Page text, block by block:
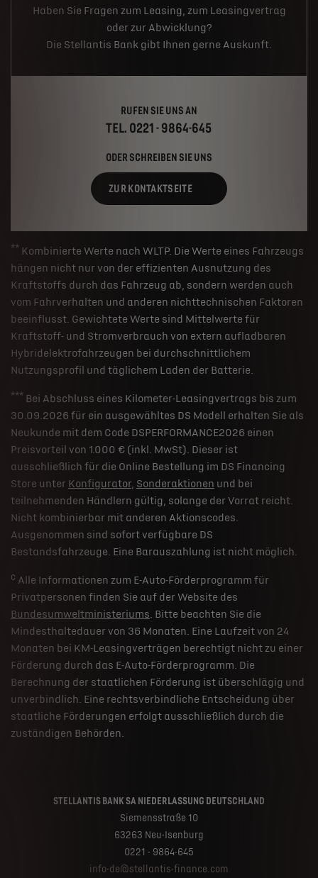
Haben Sie Fragen zum Leasing, zum Leasingvertrag
oder zur Abwicklung?
Die Stellantis Bank gibt Ihnen gerne Auskunft.
RUFEN SIE UNS AN
TEL. 0221 - 9864-645
ODER SCHREIBEN SIE UNS
ZUR KONTAKTSEITE
** Kombinierte Werte nach WLTP. Die Werte eines Fahrzeugs
hängen nicht nur von der effizienten Ausnutzung des
Kraftstoffs durch das Fahrzeug ab, sondern werden auch
vom Fahrverhalten und anderen nichttechnischen Faktoren
beeinflusst. Gewichtete Werte sind Mittelwerte für
Kraftstoff- und Stromverbrauch von extern aufladbaren
Hybridelektrofahrzeugen bei durchschnittlichem
Nutzungsprofil und täglichem Laden der Batterie.
*** Bei Abschluss eines Kilometer-Leasingvertrags bis zum
30.09.2026 für ein ausgewähltes DS Modell erhalten Sie als
Neukunde mit dem Code DSPERFORMANCE2026 einen
Preisvorteil von 1.000 € (inkl. MwSt). Dieser ist
ausschließlich für die Online Bestellung im DS Financing
Store unter Konfigurator, Sonderaktionen und bei
teilnehmenden Händlern gültig, solange der Vorrat reicht.
Nicht kombinierbar mit anderen Aktionscodes.
Ausgenommen sind sofort verfügbare DS
Bestandsfahrzeuge. Eine Barauszahlung ist nicht möglich.
c Alle Informationen zum E-Auto-Förderprogramm für
Privatpersonen finden Sie auf der Website des
Bundesumweltministeriums. Bitte beachten Sie die
Mindesthaltedauer von 36 Monaten. Eine Laufzeit von 24
Monaten bei KM-Leasingverträgen berechtigt nicht zu einer
Förderung durch das E-Auto-Förderprogramm. Die
Berechnung der staatlichen Förderung ist überschlägig und
unverbindlich. Eine rechtsverbindliche Entscheidung über
staatliche Förderungen erfolgt ausschließlich durch die
zuständigen Behörden.
STELLANTIS BANK SA NIEDERLASSUNG DEUTSCHLAND
Siemensstraße 10
63263 Neu-Isenburg
0221 - 9864-645
info-de@stellantis-finance.com